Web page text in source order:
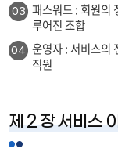
03
패스워드 : 회원의
루어진 조합
04
운영자 : 서비스의
직원
제 2 장 서비스